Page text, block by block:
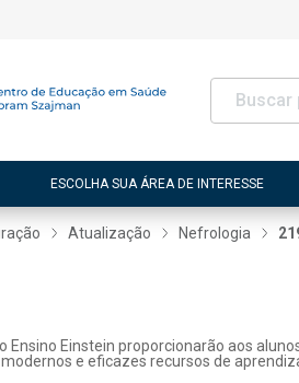
ESCOLHA SUA ÁREA DE INTERESSE
Atualização Nefrologia
Ensino Einstein proporcionarão aos
e eficazes recursos de